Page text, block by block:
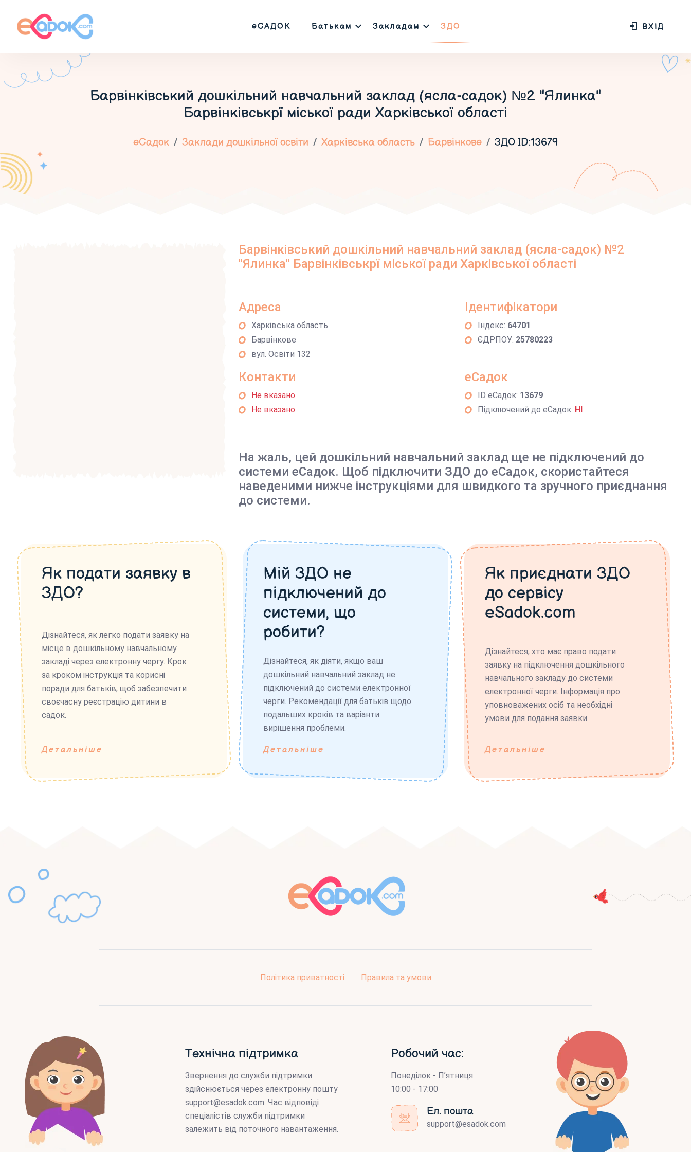
еСАДОК Батькам Закладам ЗДО ВХІД
Барвінківський дошкільний навчальний заклад (ясла-садок) №2 "Ялинка"
Барвінківськрї міської ради Харківської області
еСадок Заклади дошкільної освіти Харківська область Барвінкове ЗДО ID:13679
Барвінківський дошкільний навчальний заклад (ясла-садок) №2
"Ялинка" Барвінківськрї міської ради Харківської області
Адреса
Харківська область
Барвінкове
вул. Освіти 132
Ідентифікатори
Індекс: 64701
ЄДРПОУ: 25780223
Контакти
Не вказано
Не вказано
еСадок
ID еСадок: 13679
Підключений до еСадок: НІ
На жаль, цей дошкільний навчальний заклад ще не підключений до
системи еСадок. Щоб підключити ЗДО до еСадок, скористайтеся
наведеними нижче інструкціями для швидкого та зручного приєднання
до системи.
Як подати заявку в
ЗДО?
Дізнайтеся, як легко подати заявку на
місце в дошкільному навчальному
закладі через електронну чергу. Крок
за кроком інструкція та корисні
поради для батьків, щоб забезпечити
своєчасну реєстрацію дитини в
садок.
Детальніше
Мій ЗДО не
підключений до
системи, що
робити?
Дізнайтеся, як діяти, якщо ваш
дошкільний навчальний заклад не
підключений до системи електронної
черги. Рекомендації для батьків щодо
подальших кроків та варіанти
вирішення проблеми.
Детальніше
Як приєднати ЗДО
до сервісу
eSadok.com
Дізнайтеся, хто має право подати
заявку на підключення дошкільного
навчального закладу до системи
електронної черги. Інформація про
уповноважених осіб та необхідні
умови для подання заявки.
Детальніше
Політика приватності Правила та умови
Технічна підтримка
Звернення до служби підтримки
здійснюється через електронну пошту
support@esadok.com. Час відповіді
спеціалістів служби підтримки
залежить від поточного навантаження.
Робочий час:
Понеділок - П’ятниця
10:00 - 17:00
Ел. пошта
support@esadok.com